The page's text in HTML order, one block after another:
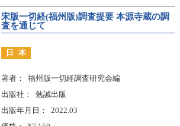
宋版一切経(福州版)調査提要 本源寺蔵の調
査を通じて
日本
著者
福州版一切経調査研究会編
出版社
勉誠出版
出版年月日
2022.03